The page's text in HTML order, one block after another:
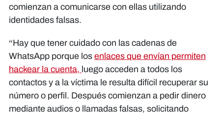
comienzan a comunicarse con ellas utilizando
identidades falsas.
“Hay que tener cuidado con las cadenas de
WhatsApp porque los enlaces que envían permiten
hackear la cuenta, luego acceden a todos los
contactos y a la víctima le resulta difícil recuperar su
número o perfil. Después comienzan a pedir dinero
mediante audios o llamadas falsas, solicitando